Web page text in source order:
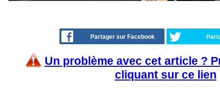
Partager sur Facebook
Un problème avec cet article ?
cliquant sur ce lien